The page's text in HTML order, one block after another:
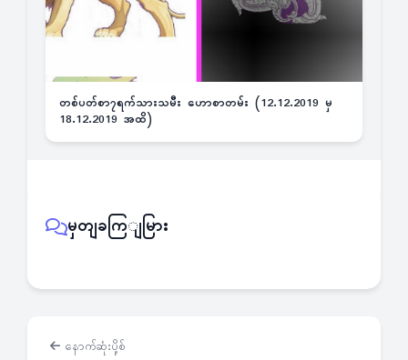
တစ်ပတ်စာ၇ရက်သားသမီး ဟောစာတမ်း (12.12.2019 မှ
18.12.2019 အထိ)
မှတျခကြျမြား
နောက်ဆုံးပို့စ်